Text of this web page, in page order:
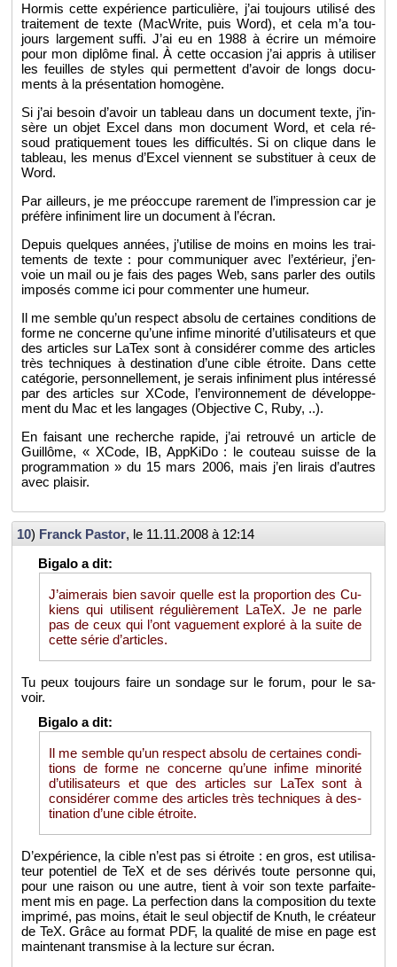
Hor­mis cette ex­pé­rience par­ti­cu­lière, j’ai tou­jours uti­lisé des
trai­te­ment de texte (Mac­Write, puis Word), et cela m’a tou­
jours lar­ge­ment suffi. J’ai eu en 1988 à écrire un mé­moire
pour mon di­plôme final. À cette oc­ca­sion j’ai ap­pris à uti­li­ser
les feuilles de styles qui per­mettent d’avoir de longs do­cu­
ments à la pré­sen­ta­tion ho­mo­gène.
Si j’ai be­soin d’avoir un ta­bleau dans un do­cu­ment texte, j’in­
sère un objet Excel dans mon do­cu­ment Word, et cela ré­
soud pra­ti­que­ment toues les dif­fi­cul­tés. Si on clique dans le
ta­bleau, les menus d’Ex­cel viennent se sub­sti­tuer à ceux de
Word.
Par ailleurs, je me pré­oc­cupe ra­re­ment de l’im­pres­sion car je
pré­fère in­fi­ni­ment lire un do­cu­ment à l’écran.
De­puis quelques an­nées, j’uti­lise de moins en moins les trai­
te­ments de texte : pour com­mu­ni­quer avec l’ex­té­rieur, j’en­
voie un mail ou je fais des pages Web, sans par­ler des ou­tils
im­po­sés comme ici pour com­men­ter une hu­meur.
Il me semble qu’un res­pect ab­solu de cer­taines condi­tions de
forme ne concerne qu’une in­fime mi­no­rité d’uti­li­sa­teurs et que
des ar­ticles sur LaTex sont à consi­dé­rer comme des ar­ticles
très tech­niques à des­ti­na­tion d’une cible étroite. Dans cette
ca­té­go­rie, per­son­nel­le­ment, je se­rais in­fi­ni­ment plus in­té­ressé
par des ar­ticles sur XCode, l’en­vi­ron­ne­ment de dé­ve­lop­pe­
ment du Mac et les lan­gages (Ob­jec­tive C, Ruby, ..).
En fai­sant une re­cherche ra­pide, j’ai re­trouvé un ar­ticle de
Guillôme, « XCode, IB, App­KiDo : le cou­teau suisse de la
pro­gram­ma­tion » du 15 mars 2006, mais j’en li­rais d’autres
avec plai­sir.
10) Franck Pas­tor, le 11.11.2008 à 12:14
J’ai­me­rais bien sa­voir quelle est la pro­por­tion des Cu­
kiens qui uti­lisent ré­gu­liè­re­ment LaTeX. Je ne parle
pas de ceux qui l’ont va­gue­ment ex­ploré à la suite de
cette série d’ar­ticles.
Tu peux tou­jours faire un son­dage sur le forum, pour le sa­
voir.
Il me semble qu’un res­pect ab­solu de cer­taines condi­
tions de forme ne concerne qu’une in­fime mi­no­rité
d’uti­li­sa­teurs et que des ar­ticles sur LaTex sont à
consi­dé­rer comme des ar­ticles très tech­niques à des­
ti­na­tion d’une cible étroite.
D’ex­pé­rience, la cible n’est pas si étroite : en gros, est uti­li­sa­
teur po­ten­tiel de TeX et de ses dé­ri­vés toute per­sonne qui,
pour une rai­son ou une autre, tient à voir son texte par­fai­te­
ment mis en page. La per­fec­tion dans la com­po­si­tion du texte
im­primé, pas moins, était le seul ob­jec­tif de Knuth, le créa­teur
de TeX. Grâce au for­mat PDF, la qua­lité de mise en page est
main­te­nant trans­mise à la lec­ture sur écran.